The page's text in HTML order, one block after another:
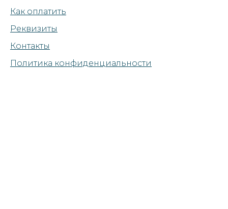
Как оплатить
Реквизиты
Контакты
Политика конфиденциальности